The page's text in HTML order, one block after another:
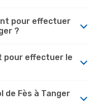
pour effectuer
?
pour effectuer le
de Fès à Tanger